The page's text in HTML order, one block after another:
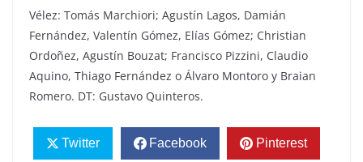
Vélez: Tomás Marchiori; Agustín Lagos, Damián
Fernández, Valentín Gómez, Elías Gómez; Christian
Ordoñez, Agustín Bouzat; Francisco Pizzini, Claudio
Aquino, Thiago Fernández o Álvaro Montoro y Braian
Romero. DT: Gustavo Quinteros.
Twitter Facebook Pinterest